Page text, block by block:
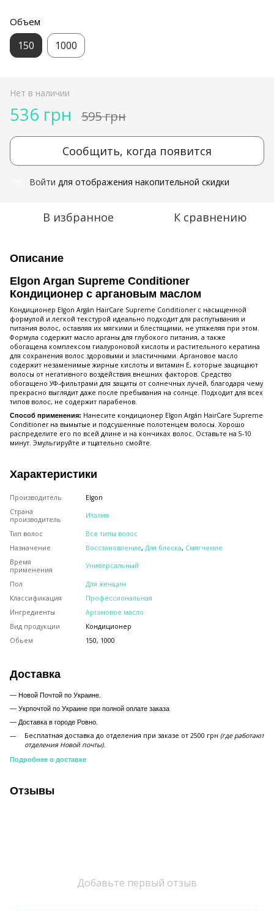
Объем
150 1000
Нет в наличии
536 грн 595 грн
Сообщить, когда появится
Войти для отображения накопительной скидки
В избранное К сравнению
Описание
Elgon Argan Supreme Conditioner
Кондиционер с аргановым маслом
Кондиционер Elgon Argán HairCare Supreme Conditioner с насыщенной
формулой и легкой текстурой идеально подходит для распутывания и
питания волос, оставляя их мягкими и блестящими, не утяжеляя при этом.
Формула содержит масло арганы для глубокого питания, а также
обогащена комплексом гиалуроновой кислоты и растительного кератина
для сохранения волос здоровыми и эластичными. Аргановое масло
содержит незаменимые жирные кислоты и витамин Е, которые защищают
волосы от негативного воздействия внешних факторов. Средство
обогащено УФ-фильтрами для защиты от солнечных лучей, благодаря чему
прекрасно выглядит даже после пребывания на солнце. Подходит для всех
типов волос, не содержит парабенов.
Способ применения: Нанесите кондиционер Elgon Argán HairCare Supreme
Conditioner на вымытые и подсушенные полотенцем волосы. Хорошо
распределите его по всей длине и на кончиках волос. Оставьте на 5-10
минут. Эмульгируйте и тщательно смойте.
Характеристики
Производитель
Elgon
Страна
производитель
Италия
Тип волос
Все типы волос
Назначение
Восстановление, Для блеска, Смягчение
Время
применения
Универсальный
Пол
Для женщин
Классификация
Профессиональная
Ингредиенты
Аргановое масло
Вид продукции
Кондиционер
Обьем
150, 1000
Доставка
— Новой Почтой по Украине.
— Укрпочтой по Украине при полной оплате заказа
— Доставка в городе Ровно.
Бесплатная доставка до отделения при заказе от 2500 грн (где работают
отделения Новой почты).
Подробнее о доставке
Отзывы
Добавьте первый отзыв